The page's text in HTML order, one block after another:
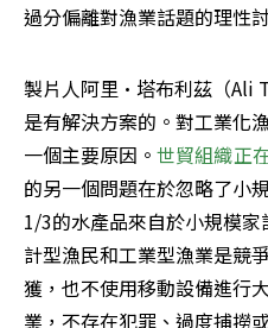
過分偏離對漁業話題的理性
製片人阿里·塔布利茲（Ali
是有解決方案的。對工業化
一個主要原因。 世貿組織正
的另一個問題在於忽略了小
1/3的水產品來自於小規模
計型漁民和工業型漁業是競
獲，也不使用移動設備進行
業，不存在犯罪、過度捕撈